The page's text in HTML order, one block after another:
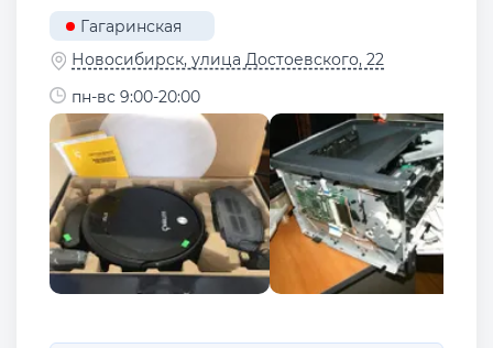
Гагаринская
Новосибирск, улица Достоевского, 22
пн-вс 9:00-20:00